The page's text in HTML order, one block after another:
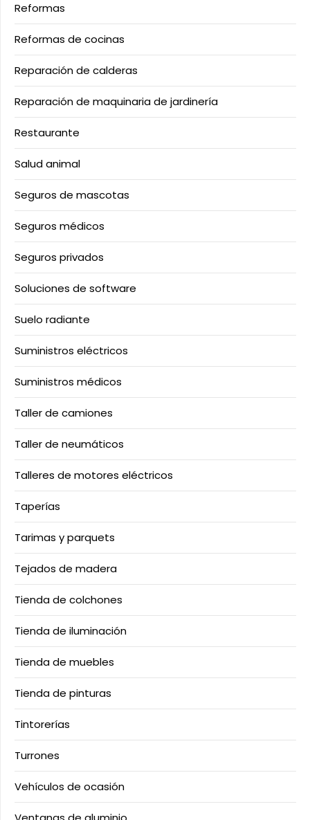
Reformas
Reformas de cocinas
Reparación de calderas
Reparación de maquinaria de jardinería
Restaurante
Salud animal
Seguros de mascotas
Seguros médicos
Seguros privados
Soluciones de software
Suelo radiante
Suministros eléctricos
Suministros médicos
Taller de camiones
Taller de neumáticos
Talleres de motores eléctricos
Taperías
Tarimas y parquets
Tejados de madera
Tienda de colchones
Tienda de iluminación
Tienda de muebles
Tienda de pinturas
Tintorerías
Turrones
Vehículos de ocasión